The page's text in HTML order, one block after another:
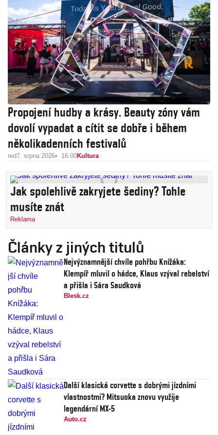
Propojení hudby a krásy. Beauty zóny vám
dovolí vypadat a cítit se dobře i během
několikadenních festivalů
red7. srpna 2026 16:00Kultura
Jak spolehlivě zakryjete šediny? Tohle
musíte znát
Reklama
Články z jiných titulů
Nejvýznamnější chvíle pohřbu Knížáka:
Klempíř mluvil o hádce, Klaus vzýval rebelství
a přišla i Sára Saudková
Blesk.cz
Další klasická corvette s dobrými jízdními
vlastnostmi? Mitsuoka znovu využije
legendární MX-5
Auto.cz